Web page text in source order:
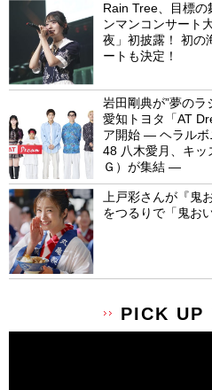
Rain Tree、目標
ンマンコンサート
夜」初披露！ 初の
ートも決定！
岩田剛典が”夢のラ
愛知トヨタ「AT
ア開始 ― ヘラルボ
48 八木愛月、キッ
Ｇ）が集結 ―
上戸彩さんが『鬼
をつるりで「鬼お
PICK UP